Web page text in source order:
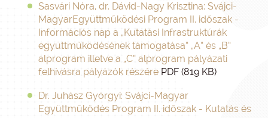
Sasvári Nóra, dr. Dávid-Nagy Krisztina: Svájci-
MagyarEgyüttműködési Program II. időszak -
Információs nap a „Kutatási Infrastruktúrák
együttműködésének támogatása” „A” és „B”
alprogram illetve a „C” alprogram pályázati
felhívásra pályázók részére PDF (819 KB)
Dr. Juhász Györgyi: Svájci-Magyar
Együttműködés Program II. időszak - Kutatás és